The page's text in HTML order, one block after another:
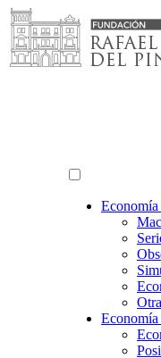
Saltar
al
contenido
Economía